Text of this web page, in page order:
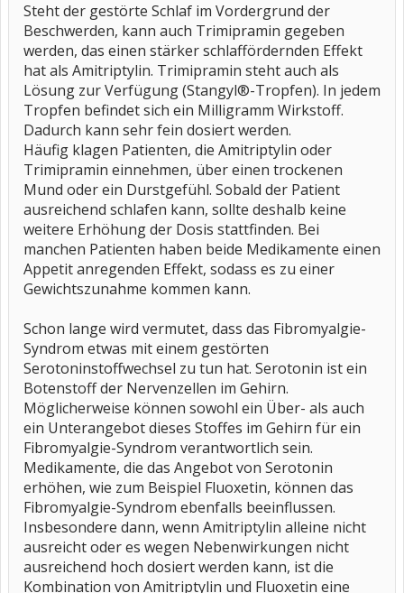
Steht der gestörte Schlaf im Vordergrund der
Beschwerden, kann auch Trimipramin gegeben
werden, das einen stärker schlaffördernden Effekt
hat als Amitriptylin. Trimipramin steht auch als
Lösung zur Verfügung (Stangyl®-Tropfen). In jedem
Tropfen befindet sich ein Milligramm Wirkstoff.
Dadurch kann sehr fein dosiert werden.
Häufig klagen Patienten, die Amitriptylin oder
Trimipramin einnehmen, über einen trockenen
Mund oder ein Durstgefühl. Sobald der Patient
ausreichend schlafen kann, sollte deshalb keine
weitere Erhöhung der Dosis stattfinden. Bei
manchen Patienten haben beide Medikamente einen
Appetit anregenden Effekt, sodass es zu einer
Gewichtszunahme kommen kann.
Schon lange wird vermutet, dass das Fibromyalgie-
Syndrom etwas mit einem gestörten
Serotoninstoffwechsel zu tun hat. Serotonin ist ein
Botenstoff der Nervenzellen im Gehirn.
Möglicherweise können sowohl ein Über- als auch
ein Unterangebot dieses Stoffes im Gehirn für ein
Fibromyalgie-Syndrom verantwortlich sein.
Medikamente, die das Angebot von Serotonin
erhöhen, wie zum Beispiel Fluoxetin, können das
Fibromyalgie-Syndrom ebenfalls beeinflussen.
Insbesondere dann, wenn Amitriptylin alleine nicht
ausreicht oder es wegen Nebenwirkungen nicht
ausreichend hoch dosiert werden kann, ist die
Kombination von Amitriptylin und Fluoxetin eine